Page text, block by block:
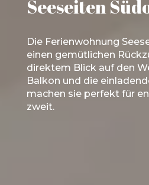
Startseite
Seeseiten
Die Ferienwohnung
einen gemütlichen
direktem Blick auf den
Balkon und die
machen sie perfekt für
zweit.